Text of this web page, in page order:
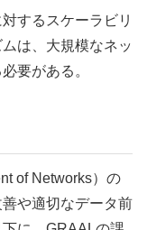
するスケーラビリ
は、大規模なネッ
要がある。
of Networks）の
や適切なデータ前